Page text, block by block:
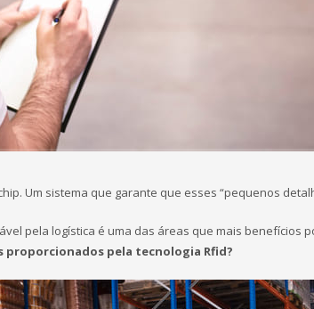
Um sistema que garante que esses “pequenos
pela logística é uma das áreas que mais benefícios
pela tecnologia Rfid?